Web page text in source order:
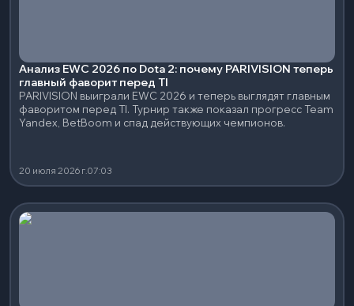
Анализ EWC 2026 по Dota 2: почему PARIVISION теперь
главный фаворит перед TI
PARIVISION выиграли EWC 2026 и теперь выглядят главным
фаворитом перед TI. Турнир также показал прогресс Team
Yandex, BetBoom и спад действующих чемпионов.
20 июля 2026 г.07:03